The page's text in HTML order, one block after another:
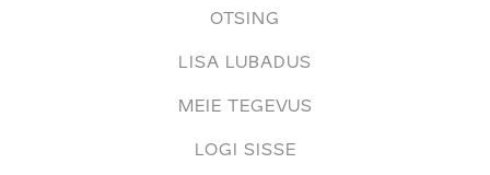
OTSING
LISA LUBADUS
MEIE TEGEVUS
LOGI SISSE